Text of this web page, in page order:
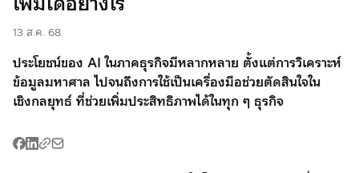
พร้อมเพย์ คิวอาร์
P2P Transfer
อี-วอลเลต
พร้อมเพย์ คิวอาร์
โมบายแบงก์กิ้ง
พร้อมเพย์ คิวอาร์
ช้อปก่อน จ่าย
ไทย
13 ส.ค. 68
ประโยชน์ของ AI ในภาคธุรกิจมีหลากหลาย ตั้งแต่การวิเคราะห์
ข้อมูลมหาศาล ไปจนถึงการใช้เป็นเครื่องมือช่วยตัดสินใจใน
เชิงกลยุทธ์ ที่ช่วยเพิ่มประสิทธิภาพได้ในทุก ๆ ธุรกิจ